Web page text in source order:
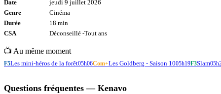
Date
jeudi 9 juillet 2026
Genre
Cinéma
Durée
18 min
CSA
Déconseillé -Tout ans
📺 Au même moment
F5Les mini-héros de la forêt05h06Com+Les Goldberg - Saison 1005h19F3Slam
Questions fréquentes — Kenavo